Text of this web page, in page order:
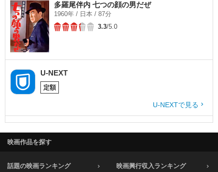
多羅尾伴内 七つの顔の男だぜ
1960年 / 日本 / 87分
3.3/5.0
U-NEXT
定額
U-NEXTで見る
映画作品を探す
話題の映画ランキング 映画興行収入ランキング